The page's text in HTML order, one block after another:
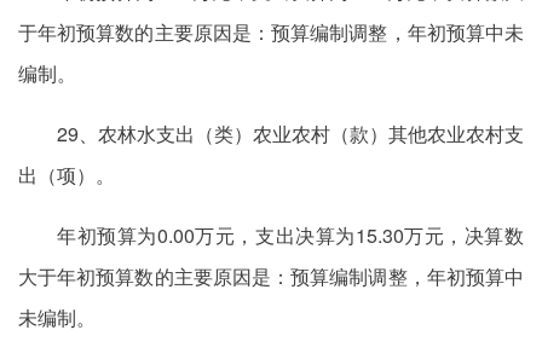
于年初预算数的主要原因是：预算编制调整，年初预算中未
编制。
29、农林水支出（类）农业农村（款）其他农业农村支
出（项）。
年初预算为0.00万元，支出决算为15.30万元，决算数
大于年初预算数的主要原因是：预算编制调整，年初预算中
未编制。